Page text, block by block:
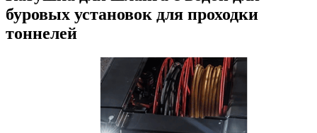
буровых установок для проходки
тоннелей